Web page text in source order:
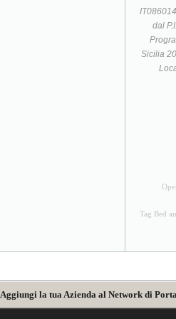
dal
Sicilia
Tag Bed
Aggiungi la tua Azienda al Network di